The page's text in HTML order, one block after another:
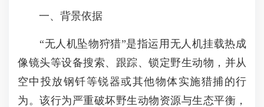
一、背景依据
“无人机坠物狩猎”是指运用无人机挂载热成
像镜头等设备搜索、跟踪、锁定野生动物，并从
空中投放钢钎等锐器或其他物体实施猎捕的行
为。该行为严重破坏野生动物资源与生态平衡，